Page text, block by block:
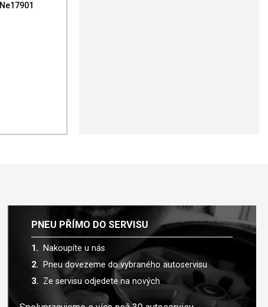
Ne17901
PNEU PŘÍMO DO SERVISU
Nakoupíte u nás
Pneu dovezeme do vybraného autoservisu
Ze servisu odjedete na nových